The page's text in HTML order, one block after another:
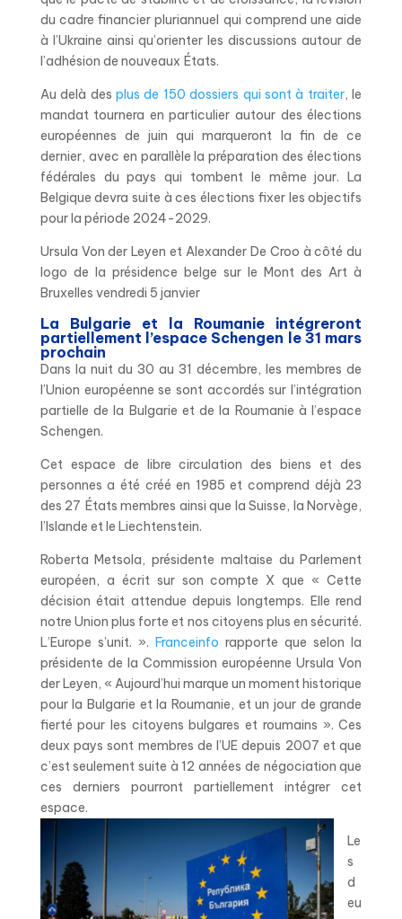
du cadre financier pluriannuel qui comprend une aide
à l’Ukraine ainsi qu’orienter les discussions autour de
l’adhésion de nouveaux États.
Au delà des plus de 150 dossiers qui sont à traiter, le
mandat tournera en particulier autour des élections
européennes de juin qui marqueront la fin de ce
dernier, avec en parallèle la préparation des élections
fédérales du pays qui tombent le même jour. La
Belgique devra suite à ces élections fixer les objectifs
pour la période 2024-2029.
Ursula Von der Leyen et Alexander De Croo à côté du
logo de la présidence belge sur le Mont des Art à
Bruxelles vendredi 5 janvier
La Bulgarie et la Roumanie intégreront
partiellement l’espace Schengen le 31 mars
prochain
Dans la nuit du 30 au 31 décembre, les membres de
l’Union européenne se sont accordés sur l’intégration
partielle de la Bulgarie et de la Roumanie à l’espace
Schengen.
Cet espace de libre circulation des biens et des
personnes a été créé en 1985 et comprend déjà 23
des 27 États membres ainsi que la Suisse, la Norvège,
l’Islande et le Liechtenstein.
Roberta Metsola, présidente maltaise du Parlement
européen, a écrit sur son compte X que « Cette
décision était attendue depuis longtemps. Elle rend
notre Union plus forte et nos citoyens plus en sécurité.
L’Europe s’unit. ». Franceinfo rapporte que selon la
présidente de la Commission européenne Ursula Von
der Leyen, « Aujourd’hui marque un moment historique
pour la Bulgarie et la Roumanie, et un jour de grande
fierté pour les citoyens bulgares et roumains ». Ces
deux pays sont membres de l’UE depuis 2007 et que
c’est seulement suite à 12 années de négociation que
ces derniers pourront partiellement intégrer cet
espace.
Le
s
d
eu